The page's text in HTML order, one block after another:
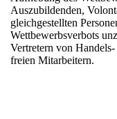
Auszubildenden,
gleichgestellten
Wettbewerbsverbots
Vertretern von
freien Mitarbeitern.